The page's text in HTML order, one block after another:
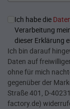
Ich habe die
Verarbeitung
dieser Erklärung
Ich bin darauf
Daten auf
ohne für mich
gegenüber der
Straße 401, D-
factory.de)